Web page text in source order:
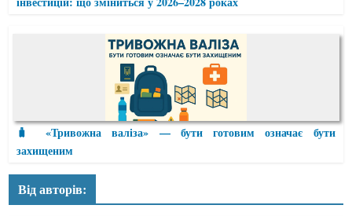
🧳 «Тривожна валіза» — бути готовим означає бути
захищеним
Від авторів: